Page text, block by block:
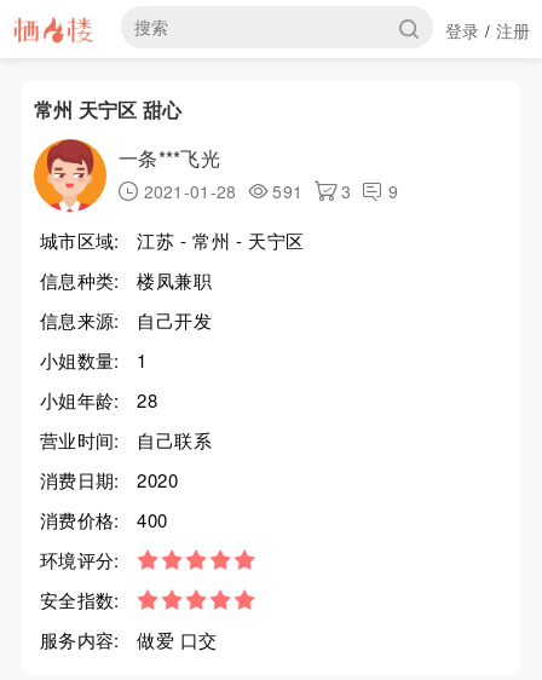
登录 / 注册
常州 天宁区 甜心
一条***飞光
2021-01-28 591 3 9
城市区域:
江苏 - 常州 - 天宁区
信息种类:
楼凤兼职
信息来源:
自己开发
小姐数量:
1
小姐年龄:
28
营业时间:
自己联系
消费日期:
2020
消费价格:
400
环境评分:
安全指数:
服务内容:
做爱 口交